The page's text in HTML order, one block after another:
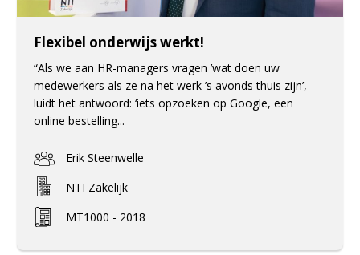
Flexibel onderwijs werkt!
“Als we aan HR-managers vragen ’wat doen uw
medewerkers als ze na het werk ’s avonds thuis zijn’,
luidt het antwoord: ‘iets opzoeken op Google, een
online bestelling...
Erik Steenwelle
NTI Zakelijk
MT1000 - 2018